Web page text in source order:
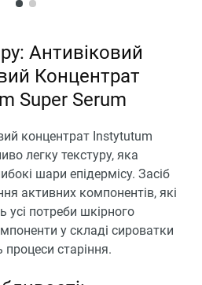
Антивіковий
Концентрат
Super Serum
концентрат Instytutum
легку текстуру, яка
шари епідермісу. Засіб
активних компонентів, які
потреби шкірного
у складі сироватки
старіння.